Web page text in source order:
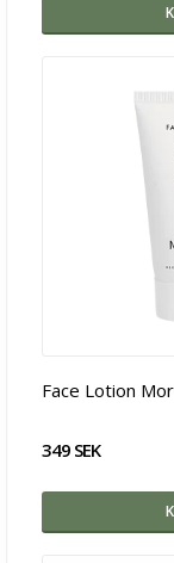
Face Lotion
349 SEK